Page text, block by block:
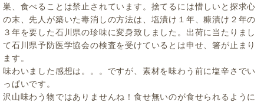
巣、食べることは禁止されています。捨てるには惜しいと探求心
の末、先人が築いた毒消しの方法は、塩漬け１年、糠漬け２年の
３年を要した石川県の珍味に変身致しました。出荷に当たりまし
て石川県予防医学協会の検査を受けているとは申せ、箸が止まり
ます。
味わいました感想は。。。ですが、素材を味わう前に塩辛さでい
っぱいです。
沢山味わう物ではありませんね！食せ無いのが食せられるように